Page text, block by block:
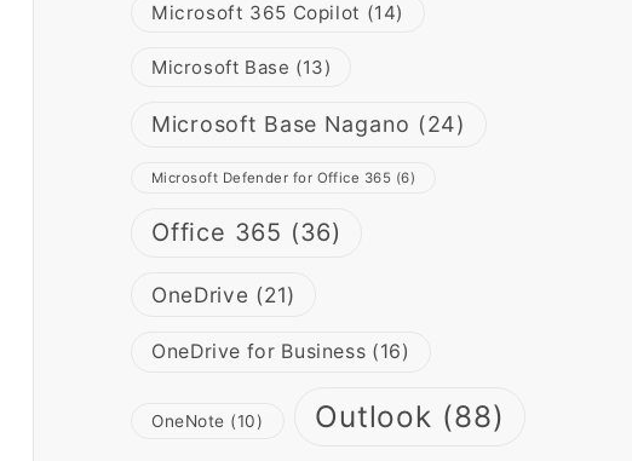
Microsoft 365 Copilot (14)
Microsoft Base (13)
Microsoft Base Nagano (24)
Microsoft Defender for Office 365 (6)
Office 365 (36)
OneDrive (21)
OneDrive for Business (16)
OneNote (10) Outlook (88)